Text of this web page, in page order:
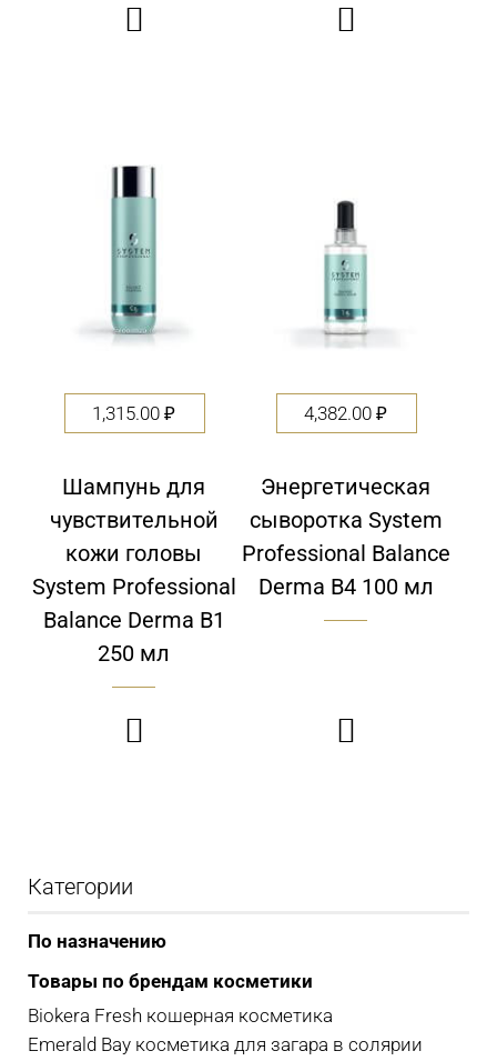
 
1,315.00₽
Шампунь для
чувствительной
кожи головы
System Professional
Balance Derma B1
250 мл

4,382.00₽
Энергетическая
сыворотка System
Professional Balance
Derma B4 100 мл

Категории
По назначению
Товары по брендам косметики
Biokera Fresh кошерная косметика
Emerald Bay косметика для загара в солярии